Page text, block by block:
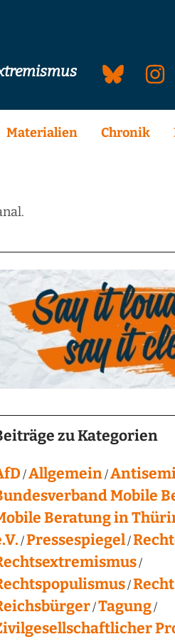
Materialien Chronik
zu Kategorien
Allgemein
Mobile
Beratung in
Pressespiegel
Tagung